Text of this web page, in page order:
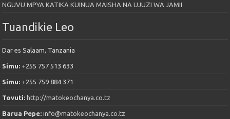
NGUVU MPYA KATIKA KUINUA MAISHA NA UJUZI WA JAMII
Tuandikie Leo
Dar es Salaam, Tanzania
Simu: +255 757 513 633
Simu: +255 759 884 371
Tovuti:http://matokeochanya.co.tz
Barua Pepe:info@matokeochanya.co.tz